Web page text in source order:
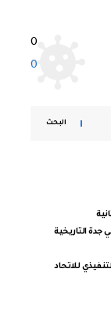
0
0
البحث
التاريخية
للاتحاد